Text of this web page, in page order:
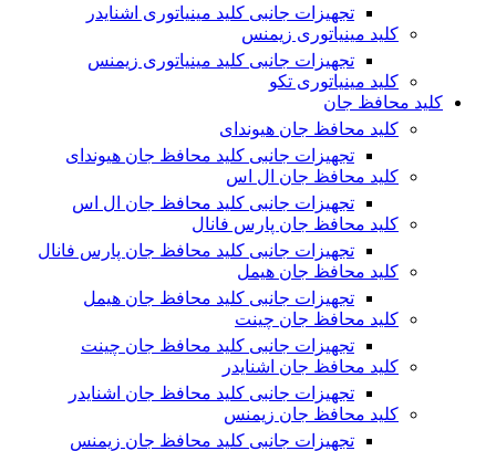
تجهیزات جانبی کلید مینیاتوری اشنایدر
کلید مینیاتوری زیمنس
تجهیزات جانبی کلید مینیاتوری زیمنس
کلید مینیاتوری تکو
کلید محافظ جان
کلید محافظ جان هیوندای
تجهیزات جانبی کلید محافظ جان هیوندای
کلید محافظ جان ال اس
تجهیزات جانبی کلید محافظ جان ال اس
کلید محافظ جان پارس فانال
تجهیزات جانبی کلید محافظ جان پارس فانال
کلید محافظ جان هیمل
تجهیزات جانبی کلید محافظ جان هیمل
کلید محافظ جان چینت
تجهیزات جانبی کلید محافظ جان چینت
کلید محافظ جان اشنایدر
تجهیزات جانبی کلید محافظ جان اشنایدر
کلید محافظ جان زیمنس
تجهیزات جانبی کلید محافظ جان زیمنس